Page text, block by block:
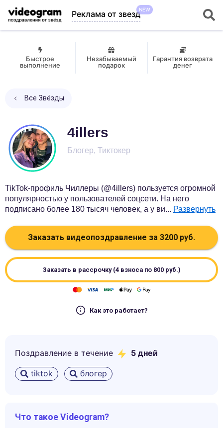
Реклама от звездNEW
Быстрое
выполнение
Незабываемый
подарок
Гарантия возврата
денег
Все Звёзды
4illers
Блогер, Тиктокер
TikTok-профиль Чиллеры (@4illers) пользуется огромной
популярностью у пользователей соцсети. На него
подписано более 180 тысяч человек, а у ви... Развернуть
Заказать видеопоздравление за 3200 руб.
Заказать в рассрочку (4 взноса по 800руб.)
Как это работает?
Поздравление в течение 5 дней
tiktok блогер
Что такое Videogram?